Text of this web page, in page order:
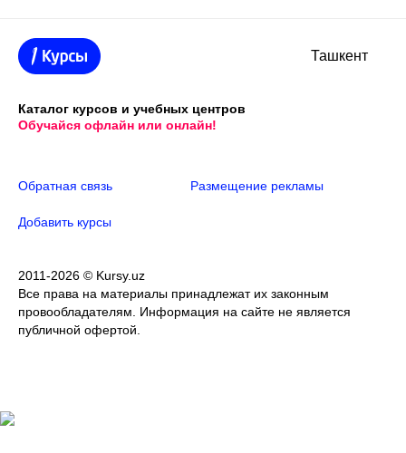
Ташкент
Каталог курсов и учебных центров
Обучайся офлайн или онлайн!
Обратная связь Размещение рекламы
Добавить курсы
2011-2026 © Kursy.uz
Все права на материалы принадлежат их законным
провообладателям. Информация на сайте не является
публичной офертой.